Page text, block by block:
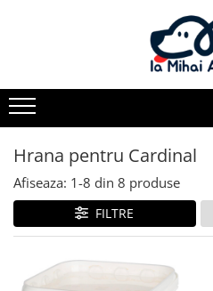
Pachete promotionale
Pachete promotionale
Pachete promotionale
Test gratuit
Hrana pentru Cardinal
Afiseaza: 1-8 din 8 produse
FILTRE